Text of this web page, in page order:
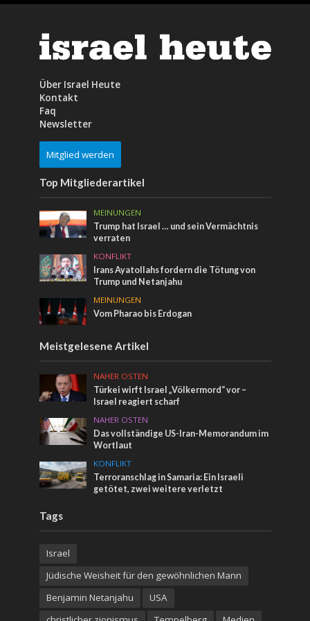
Über Israel Heute
Kontakt
Faq
Newsletter
Mitglied werden
Top Mitgliederartikel
MEINUNGEN
Trump hat Israel … und sein Vermächtnis
verraten
KONFLIKT
Irans Ayatollahs fordern die Tötung von
Trump und Netanjahu
MEINUNGEN
Vom Pharao bis Erdogan
Meistgelesene Artikel
NAHER OSTEN
Türkei wirft Israel „Völkermord“ vor –
Israel reagiert scharf
NAHER OSTEN
Das vollständige US-Iran-Memorandum im
Wortlaut
KONFLIKT
Terroranschlag in Samaria: Ein Israeli
getötet, zwei weitere verletzt
Tags
Israel
Jüdische Weisheit für den gewöhnlichen Mann
Benjamin Netanjahu
USA